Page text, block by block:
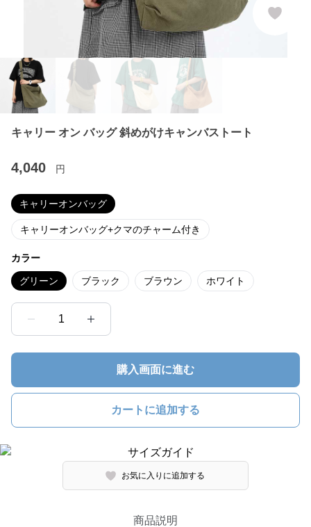
キャリー オン バッグ 斜めがけキャンバストート
4,040 円
キャリーオンバッグ
キャリーオンバッグ+クマのチャーム付き
カラー
グリーン ブラック ブラウン ホワイト
1
購入画面に進む
カートに追加する
お気に入りに追加する
商品説明